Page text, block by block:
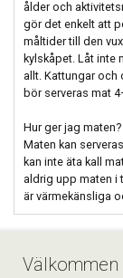
ålder och
gör det enkelt att
måltider till den
kylskåpet. Låt inte
allt. Kattungar
bör serveras mat
Hur ger jag maten?
Maten kan
kan inte äta kall
aldrig upp maten i
är värmekänsliga